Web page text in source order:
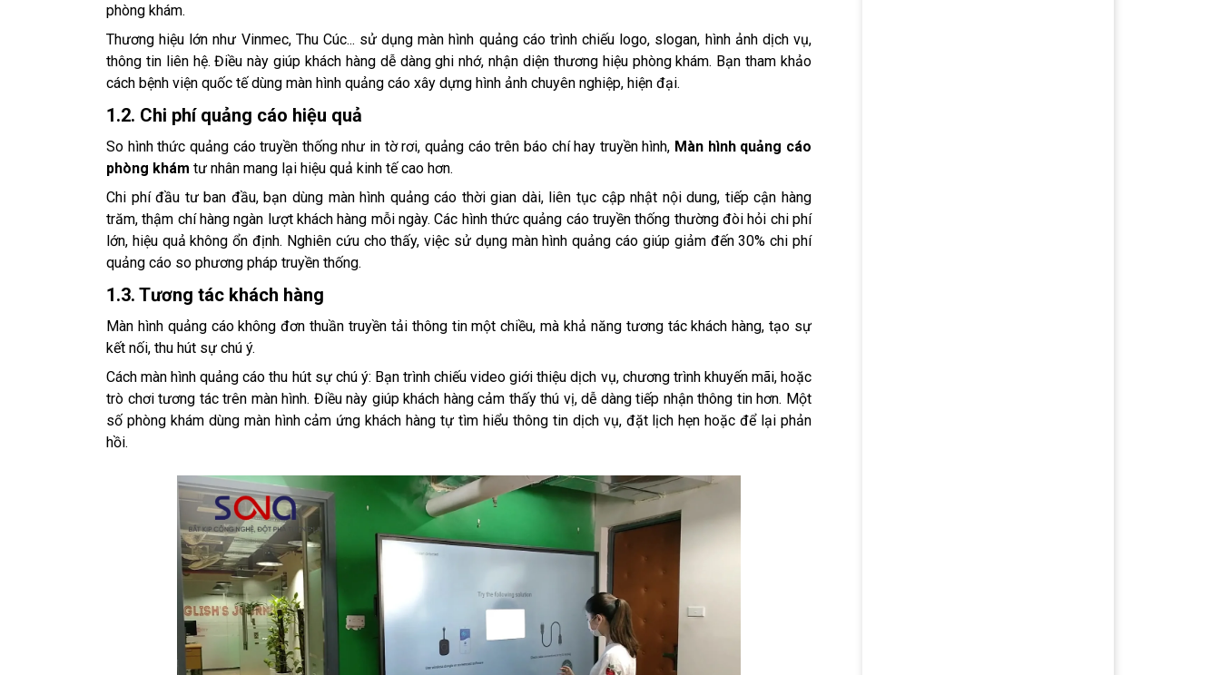
phòng khám.
Thương hiệu lớn như Vinmec, Thu Cúc... sử dụng màn hình quảng cáo trình chiếu logo, slogan, hình ảnh dịch vụ,
thông tin liên hệ. Điều này giúp khách hàng dễ dàng ghi nhớ, nhận diện thương hiệu phòng khám. Bạn tham khảo
cách bệnh viện quốc tế dùng màn hình quảng cáo xây dựng hình ảnh chuyên nghiệp, hiện đại.
1.2. Chi phí quảng cáo hiệu quả
So hình thức quảng cáo truyền thống như in tờ rơi, quảng cáo trên báo chí hay truyền hình, Màn hình quảng cáo
phòng khám tư nhân mang lại hiệu quả kinh tế cao hơn.
Chi phí đầu tư ban đầu, bạn dùng màn hình quảng cáo thời gian dài, liên tục cập nhật nội dung, tiếp cận hàng
trăm, thậm chí hàng ngàn lượt khách hàng mỗi ngày. Các hình thức quảng cáo truyền thống thường đòi hỏi chi phí
lớn, hiệu quả không ổn định. Nghiên cứu cho thấy, việc sử dụng màn hình quảng cáo giúp giảm đến 30% chi phí
quảng cáo so phương pháp truyền thống.
1.3. Tương tác khách hàng
Màn hình quảng cáo không đơn thuần truyền tải thông tin một chiều, mà khả năng tương tác khách hàng, tạo sự
kết nối, thu hút sự chú ý.
Cách màn hình quảng cáo thu hút sự chú ý: Bạn trình chiếu video giới thiệu dịch vụ, chương trình khuyến mãi, hoặc
trò chơi tương tác trên màn hình. Điều này giúp khách hàng cảm thấy thú vị, dễ dàng tiếp nhận thông tin hơn. Một
số phòng khám dùng màn hình cảm ứng khách hàng tự tìm hiểu thông tin dịch vụ, đặt lịch hẹn hoặc để lại phản
hồi.